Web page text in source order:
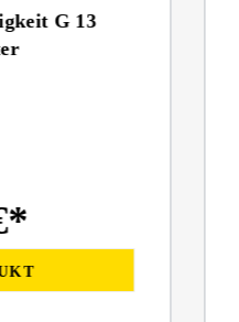
G 13